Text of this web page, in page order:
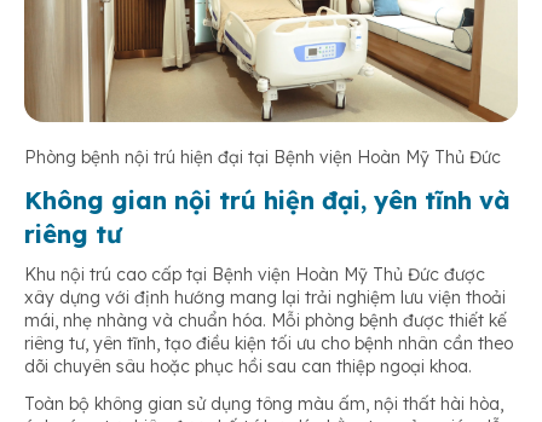
Phòng bệnh nội trú hiện đại tại Bệnh viện Hoàn Mỹ Thủ Đức
Không gian nội trú hiện đại, yên tĩnh và
riêng tư
Khu nội trú cao cấp tại Bệnh viện Hoàn Mỹ Thủ Đức được
xây dựng với định hướng mang lại trải nghiệm lưu viện thoải
mái, nhẹ nhàng và chuẩn hóa. Mỗi phòng bệnh được thiết kế
riêng tư, yên tĩnh, tạo điều kiện tối ưu cho bệnh nhân cần theo
dõi chuyên sâu hoặc phục hồi sau can thiệp ngoại khoa.
Toàn bộ không gian sử dụng tông màu ấm, nội thất hài hòa,